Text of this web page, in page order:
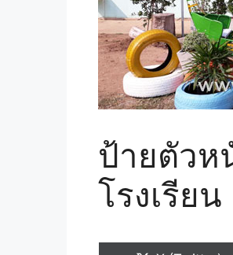
ป้ายตัวห
โรงเรียน